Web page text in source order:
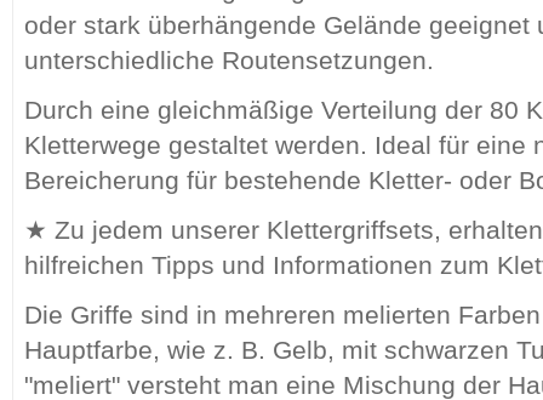
oder stark überhängende Gelände geeignet
unterschiedliche Routensetzungen.
Durch eine gleichmäßige Verteilung der 80
Kletterwege gestaltet werden. Ideal für eine
Bereicherung für bestehende Kletter- oder
★ Zu jedem unserer Klettergriffsets,
hilfreichen Tipps und Informationen zum
Die Griffe sind in mehreren melierten
Hauptfarbe, wie z. B. Gelb, mit schwarzen
"meliert" versteht man eine Mischung der